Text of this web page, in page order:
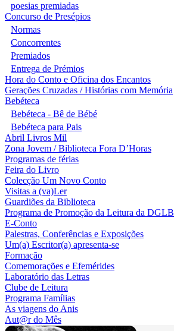
poesias premiadas
Concurso de Presépios
Normas
Concorrentes
Premiados
Entrega de Prémios
Hora do Conto e Oficina dos Encantos
Gerações Cruzadas / Histórias com Memória
Bebéteca
Bebéteca - Bê de Bébé
Bebéteca para Pais
Abril Livros Mil
Zona Jovem / Biblioteca Fora D’Horas
Programas de férias
Feira do Livro
Colecção Um Novo Conto
Visitas a (va)Ler
Guardiões da Biblioteca
Programa de Promoção da Leitura da DGLB
E-Conto
Palestras, Conferências e Exposições
Um(a) Escritor(a) apresenta-se
Formação
Comemorações e Efemérides
Laboratório das Letras
Clube de Leitura
Programa Famílias
As viagens do Anis
Aut@r do Mês